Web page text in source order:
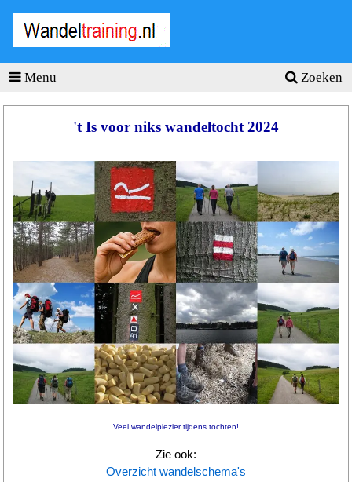
Menu Zoeken
Homepage
Wandelschema's
Wandelblessures
Hartslagmeter
Wandeltochten
Sportvoeding
Ideale
gewicht
Wandelen
't Is voor niks wandeltocht 2024
Veel wandelplezier tijdens tochten!
Zie ook:
Overzicht wandelschema's